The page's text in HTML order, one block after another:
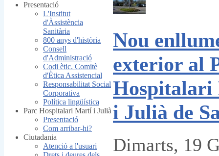
Nou
exterior al
i Julià de
Dimarts, 19
Presentació
L'Institut
d'Àssistència
Sanitària
800 anys d'història
Consell
d'Administració
Codi ètic. Comitè
d'Ètica Assistencial
Responsabilitat Social
Corporativa
Política lingüística
Parc Hospitalari Martí i Julià
Presentació
Com arribar-hi?
Ciutadania
Atenció a l'usuari